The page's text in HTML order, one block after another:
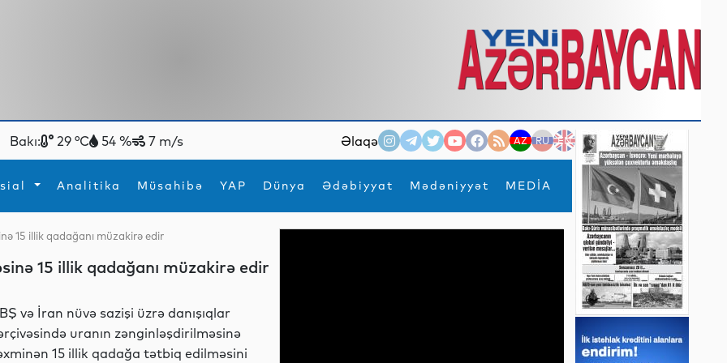
Bakı: 29 °C 54 % 7 m/s Əlaqə AZ RU EN
Analitika Müsahibə YAP Dünya Ədəbiyyat Mədəniyyət MEDİA
×
İdmanYeni texnologiyalar
15 illik qadağanı müzakirə edir
15 illik qadağanı müzakirə edir
və İran nüvə sazişi üzrə danışıqlar
uranın zənginləşdirilməsinə
15 illik qadağa tətbiq edilməsini